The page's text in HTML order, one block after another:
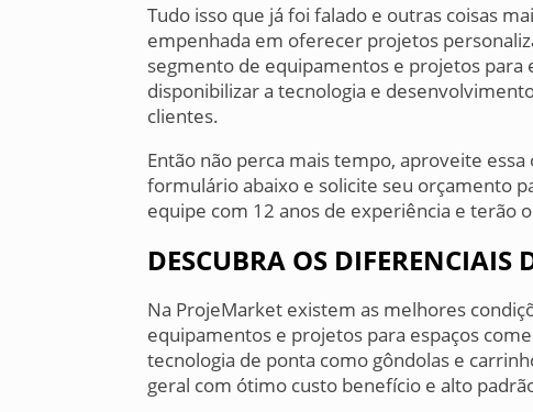
Tudo isso que já foi falado e outras coisas
empenhada em oferecer projetos
segmento de equipamentos e projetos para
disponibilizar a tecnologia e
clientes.
Então não perca mais tempo, aproveite
formulário abaixo e solicite seu orçamento
equipe com 12 anos de experiência e terão
DESCUBRA OS DIFERENCIAIS
Na ProjeMarket existem as melhores
equipamentos e projetos para espaços
tecnologia de ponta como gôndolas e
geral com ótimo custo benefício e alto